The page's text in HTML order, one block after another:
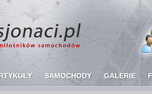
SAMOCHODY GALERIE